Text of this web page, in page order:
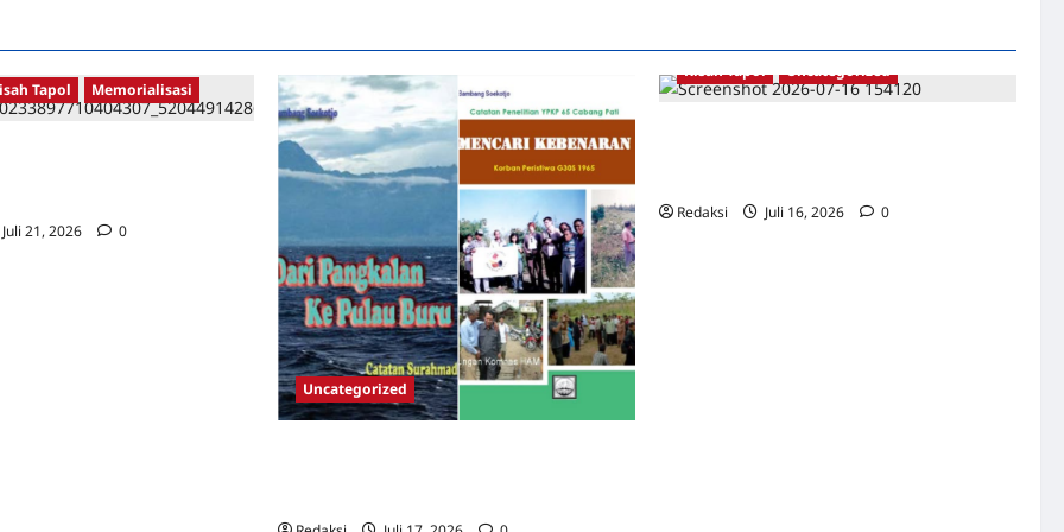
Tapol Memorialisasi
Juli 21, 2026 0
Uncategorized
Kisah Tapol Uncategorized
Redaksi
Juli 16, 2026 0